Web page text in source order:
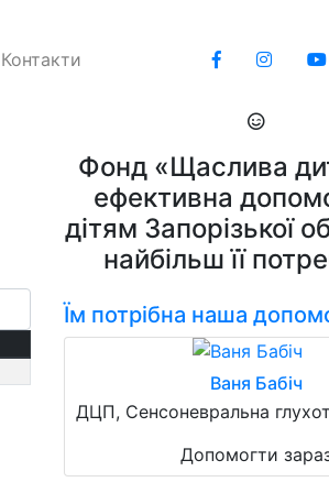
Контакти
Фонд «Щаслива
ефективна
дітям Запорізької
найбільш її
Їм потрібна наша
Ваня Бабіч
ДЦП, Сенсоневральна
Допомогти